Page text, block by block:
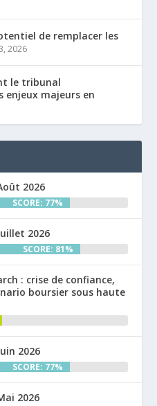
de remplacer les
2026
le tribunal
enjeux majeurs en
2026
SCORE: 77%
2026
SCORE: 81%
: crise de confiance,
boursier sous haute
2026
SCORE: 77%
2026